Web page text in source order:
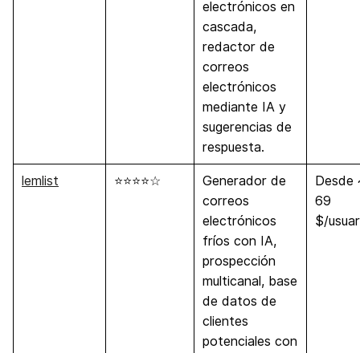
electrónicos en
cascada,
redactor de
correos
electrónicos
mediante IA y
sugerencias de
respuesta.
lemlist ⭐⭐⭐⭐☆
Generador de
correos
electrónicos
fríos con IA,
prospección
multicanal, base
de datos de
clientes
potenciales con
Desde
69
$/